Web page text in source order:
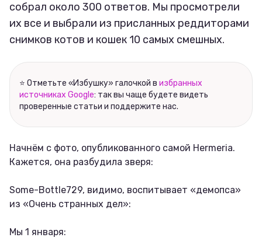
собрал около 300 ответов. Мы просмотрели
их все и выбрали из присланных реддиторами
снимков котов и кошек 10 самых смешных.
⭐ Отметьте «Избушку» галочкой в избранных
источниках Google: так вы чаще будете видеть
проверенные статьи и поддержите нас.
Начнём с фото, опубликованного самой Hermeria.
Кажется, она разбудила зверя:
Some-Bottle729, видимо, воспитывает «демопса»
из «Очень странных дел»:
Мы 1 января: